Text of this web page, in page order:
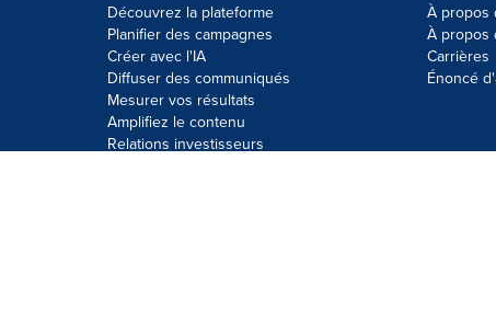
Découvrez la plateforme
Planifier des campagnes
Créer avec l'IA
Diffuser des communiqués
Mesurer vos résultats
Amplifiez le contenu
Relations investisseurs
À propos
À propos
Carrières
Énoncé